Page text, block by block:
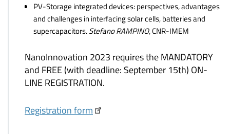
PV-Storage integrated devices: perspectives, advantages
and challenges in interfacing solar cells, batteries and
supercapacitors.Stefano RAMPINO,CNR-IMEM
NanoInnovation 2023 requires the MANDATORY
and FREE (with deadline: September 15th) ON-
LINE REGISTRATION.
Registration form